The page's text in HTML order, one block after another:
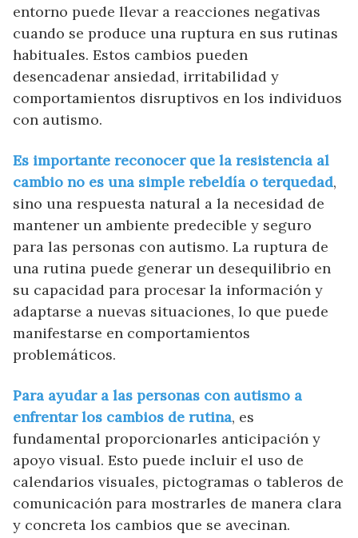
entorno puede llevar a reacciones negativas
cuando se produce una ruptura en sus rutinas
habituales. Estos cambios pueden
desencadenar ansiedad, irritabilidad y
comportamientos disruptivos en los individuos
con autismo.
Es importante reconocer que la resistencia al
cambio no es una simple rebeldía o terquedad,
sino una respuesta natural a la necesidad de
mantener un ambiente predecible y seguro
para las personas con autismo. La ruptura de
una rutina puede generar un desequilibrio en
su capacidad para procesar la información y
adaptarse a nuevas situaciones, lo que puede
manifestarse en comportamientos
problemáticos.
Para ayudar a las personas con autismo a
enfrentar los cambios de rutina, es
fundamental proporcionarles anticipación y
apoyo visual. Esto puede incluir el uso de
calendarios visuales, pictogramas o tableros de
comunicación para mostrarles de manera clara
y concreta los cambios que se avecinan.